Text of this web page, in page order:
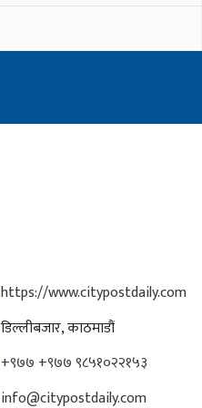
https://www.citypostdaily.com
डिल्लीबजार, काठमाडौं
+९७७ +९७७ ९८५१०२२१५३
info@citypostdaily.com